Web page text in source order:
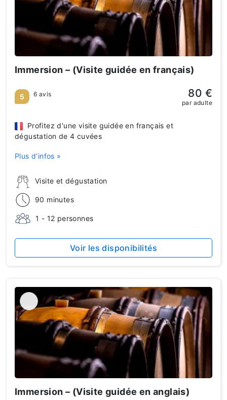
Immersion – (Visite guidée en français)
Visite et dégustation
90 minutes
1 - 12 personnes
Profitez d'une visite guidée en français et
dégustation de 4 cuvées
Plus d'infos »
5 6 avis 80 €
par adulte
Voir les disponibilités
Immersion – (Visite guidée en anglais)